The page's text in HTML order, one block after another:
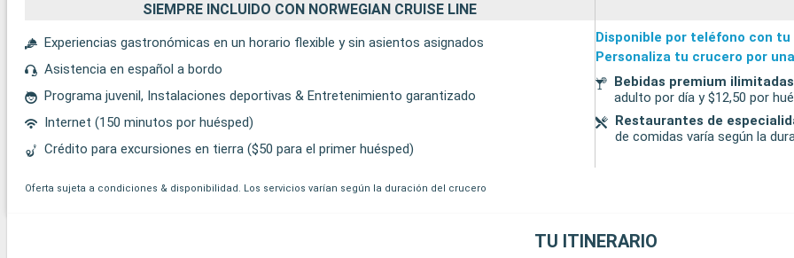
SIEMPRE INCLUIDO CON NORWEGIAN CRUISE LINE
Experiencias gastronómicas en un horario flexible y sin asientos asignados
Asistencia en español a bordo
Programa juvenil, Instalaciones deportivas & Entretenimiento garantizado
Internet (150 minutos por huésped)
Crédito para excursiones en tierra ($50 para el primer huésped)
Disponible por teléfono con
Personaliza tu crucero por
Bebidas premium ilimitadas
adulto por día y $12,50 por
Restaurantes de
de comidas varía según la
Oferta sujeta a condiciones & disponibilidad. Los servicios varían según la duración del crucero
TU ITINERARIO